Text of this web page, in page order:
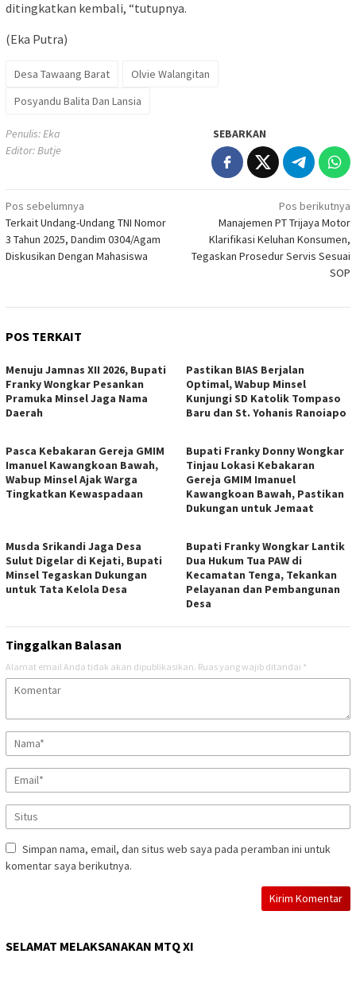
ditingkatkan kembali, “tutupnya.
(Eka Putra)
Desa Tawaang Barat
Olvie Walangitan
Posyandu Balita Dan Lansia
Penulis: Eka
Editor: Butje
SEBARKAN
Navigasi
pos
Pos sebelumnya
Terkait Undang-Undang TNI Nomor
3 Tahun 2025, Dandim 0304/Agam
Diskusikan Dengan Mahasiswa
Pos berikutnya
Manajemen PT Trijaya Motor
Klarifikasi Keluhan Konsumen,
Tegaskan Prosedur Servis Sesuai
SOP
POS TERKAIT
Menuju Jamnas XII 2026, Bupati
Franky Wongkar Pesankan
Pramuka Minsel Jaga Nama
Daerah
Pastikan BIAS Berjalan
Optimal, Wabup Minsel
Kunjungi SD Katolik Tompaso
Baru dan St. Yohanis Ranoiapo
Pasca Kebakaran Gereja GMIM
Imanuel Kawangkoan Bawah,
Wabup Minsel Ajak Warga
Tingkatkan Kewaspadaan
Bupati Franky Donny Wongkar
Tinjau Lokasi Kebakaran
Gereja GMIM Imanuel
Kawangkoan Bawah, Pastikan
Dukungan untuk Jemaat
Musda Srikandi Jaga Desa
Sulut Digelar di Kejati, Bupati
Minsel Tegaskan Dukungan
untuk Tata Kelola Desa
Bupati Franky Wongkar Lantik
Dua Hukum Tua PAW di
Kecamatan Tenga, Tekankan
Pelayanan dan Pembangunan
Desa
Tinggalkan Balasan
Alamat email Anda tidak akan dipublikasikan. Ruas yang wajib ditandai *
Simpan nama, email, dan situs web saya pada peramban ini untuk
komentar saya berikutnya.
SELAMAT MELAKSANAKAN MTQ XI